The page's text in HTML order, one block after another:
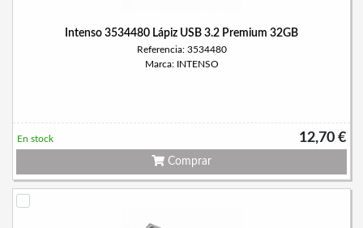
Intenso 3534480 Lápiz USB 3.2 Premium 32GB
Referencia: 3534480
Marca: INTENSO
12,70 €
En stock
Comprar